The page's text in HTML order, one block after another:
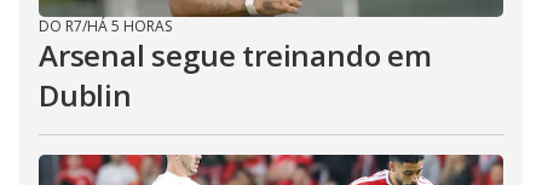
DO R7/HÁ 5 HORAS
Arsenal segue treinando em
Dublin